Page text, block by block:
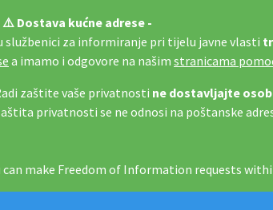
⚠️ Dostava kućne adrese -
službenici za informiranje pri tijelu javne vlasti
a imamo i odgovore na našim stranicama
zaštite vaše privatnosti ne dostavljajte
privatnosti se ne odnosi na poštanske
can make Freedom of Information requests